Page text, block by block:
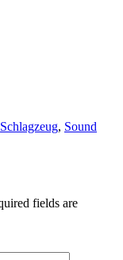
Schlagzeug, Sound
fields are